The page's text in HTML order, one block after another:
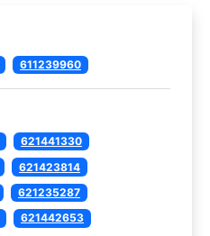
611239960
621441330
621423814
621235287
621442653